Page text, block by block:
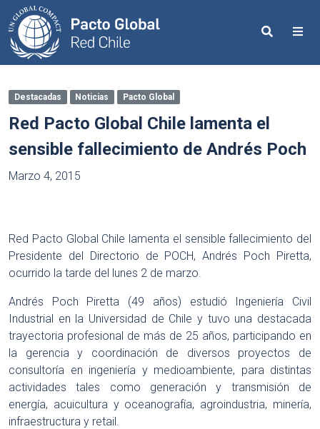
Search
Destacadas Noticias Pacto Global
Red Pacto Global Chile lamenta el
sensible fallecimiento de Andrés Poch
Marzo 4, 2015
Red Pacto Global Chile lamenta el sensible fallecimiento del
Presidente del Directorio de POCH, Andrés Poch Piretta,
ocurrido la tarde del lunes 2 de marzo.
Andrés Poch Piretta (49 años) estudió Ingeniería Civil
Industrial en la Universidad de Chile y tuvo una destacada
trayectoria profesional de más de 25 años, participando en
la gerencia y coordinación de diversos proyectos de
consultoría en ingeniería y medioambiente, para distintas
actividades tales como generación y transmisión de
energía, acuicultura y oceanografía, agroindustria, minería,
infraestructura y retail.